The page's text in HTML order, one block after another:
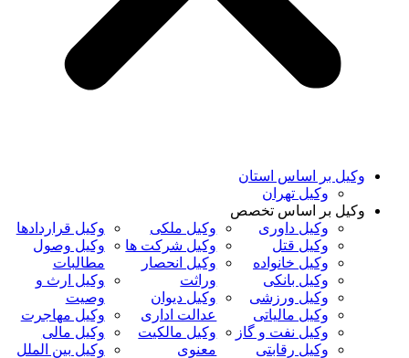
وکیل بر اساس استان
وکیل تهران
وکیل بر اساس تخصص
وکیل داوری
وکیل قتل
وکیل خانواده
وکیل بانکی
وکیل ورزشی
وکیل مالیاتی
وکیل نفت و گاز
وکیل رقابتی
وکیل ملکی
وکیل شرکت ها
وکیل انحصار
وراثت
وکیل دیوان
عدالت اداری
وکیل مالکیت
معنوی
وکیل قراردادها
وکیل وصول
مطالبات
وکیل ارث و
وصیت
وکیل مهاجرت
وکیل مالی
وکیل بین الملل